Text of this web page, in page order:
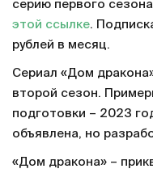
серию первого
этой ссылке.
рублей в месяц.
Сериал «Дом
второй сезон.
подготовки – 2023
объявлена, но
«Дом дракона» –